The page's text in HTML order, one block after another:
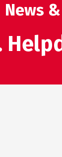
News